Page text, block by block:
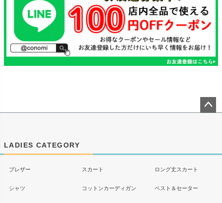
LADIES CATEGORY
ブレザー スカート ロング丈スカート
シャツ コットンカーディガン ベスト＆セーター